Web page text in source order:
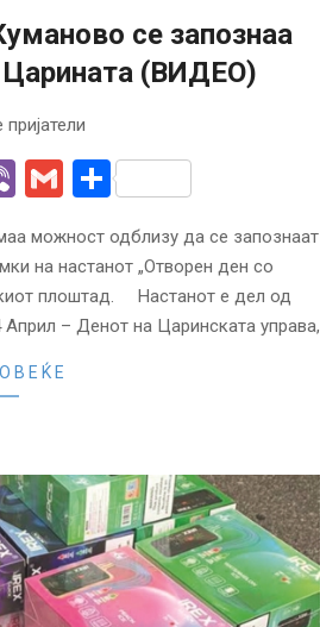
се запознаа
Царината (ВИДЕО)
ViberGmailShare
можност одблизу да се запознаат
на настанот „Отворен ден со
плоштад. Настанот е дел од
– Денот на Царинската управа,